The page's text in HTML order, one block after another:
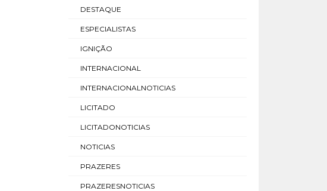
DESTAQUE
ESPECIALISTAS
IGNIÇÃO
INTERNACIONAL
INTERNACIONALNOTICIAS
LICITADO
LICITADONOTICIAS
NOTICIAS
PRAZERES
PRAZERESNOTICIAS